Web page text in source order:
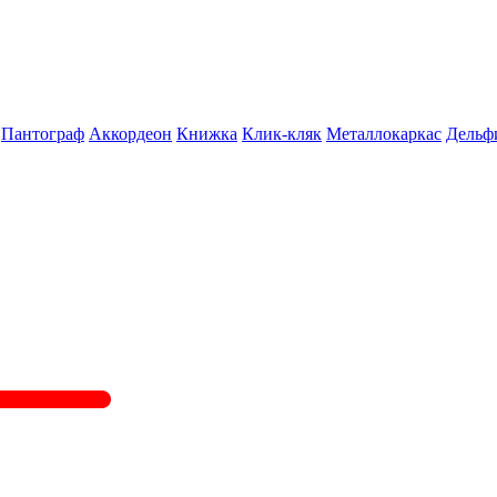
Пантограф Аккордеон Книжка Клик-кляк Металлокаркас